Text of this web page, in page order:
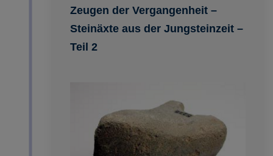
Zeugen der Vergangenheit –
Steinäxte aus der Jungsteinzeit –
Teil 2